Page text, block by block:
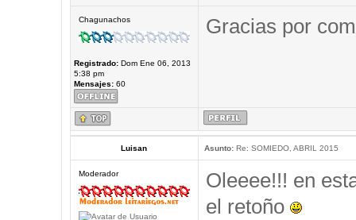
Chagunachos
Registrado:Dom Ene 06, 2013
5:38 pm
Mensajes:60
Gracias por
Luisan Asunto:Re: SOMIEDO, ABRIL 2015
Moderador
Oleeee!!! en
el retoño